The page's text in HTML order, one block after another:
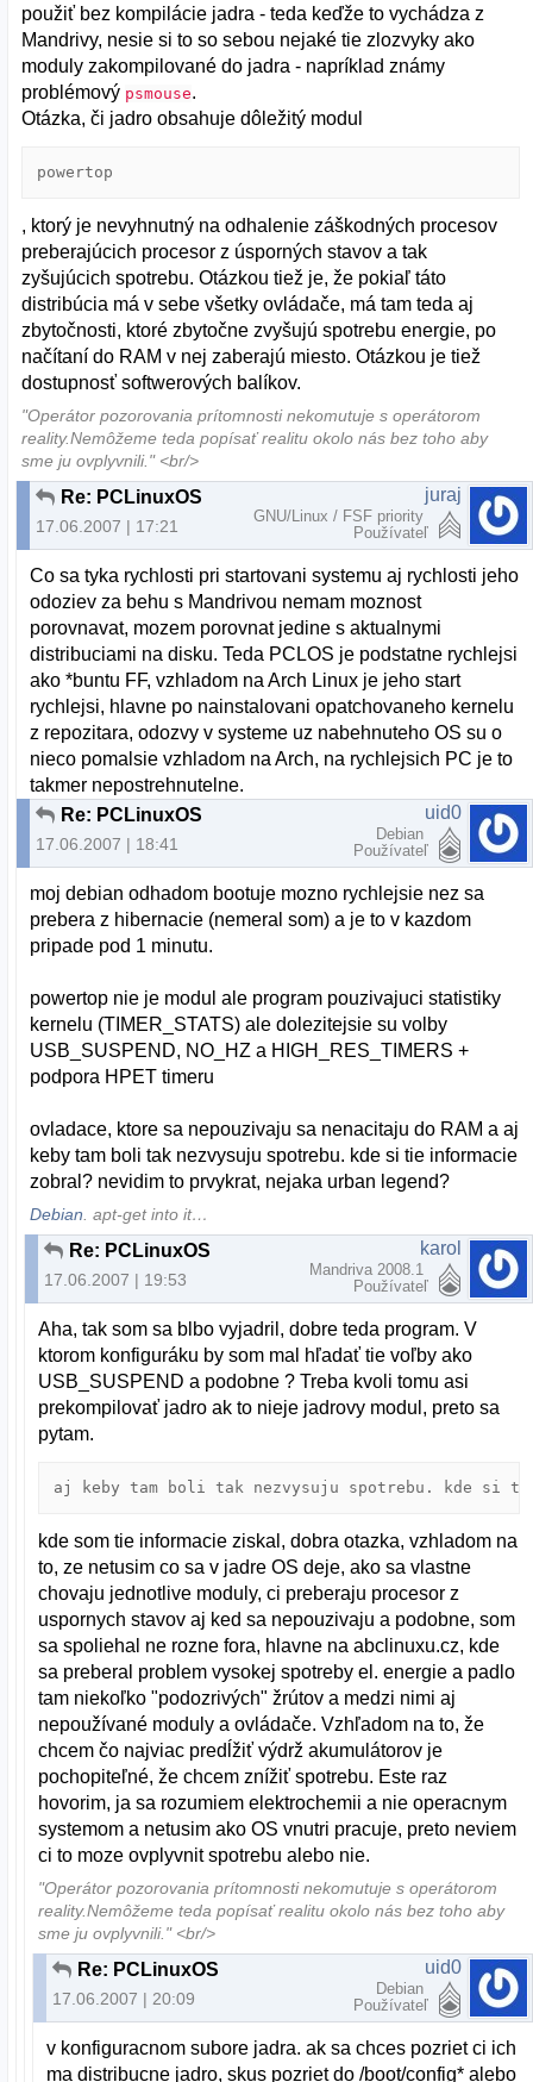
použiť bez kompilácie jadra - teda keďže to vychádza z
Mandrivy, nesie si to so sebou nejaké tie zlozvyky ako
moduly zakompilované do jadra - napríklad známy
problémový psmouse.
Otázka, či jadro obsahuje dôležitý modul
powertop
, ktorý je nevyhnutný na odhalenie záškodných procesov
preberajúcich procesor z úsporných stavov a tak
zyšujúcich spotrebu. Otázkou tiež je, že pokiaľ táto
distribúcia má v sebe všetky ovládače, má tam teda aj
zbytočnosti, ktoré zbytočne zvyšujú spotrebu energie, po
načítaní do RAM v nej zaberajú miesto. Otázkou je tiež
dostupnosť softwerových balíkov.
"Operátor pozorovania prítomnosti nekomutuje s operátorom
reality.Nemôžeme teda popísať realitu okolo nás bez toho aby
sme ju ovplyvnili." <br/>
Re: PCLinuxOS
17.06.2007 | 17:21
juraj
GNU/Linux / FSF priority
Používateľ
Co sa tyka rychlosti pri startovani systemu aj rychlosti jeho
odoziev za behu s Mandrivou nemam moznost
porovnavat, mozem porovnat jedine s aktualnymi
distribuciami na disku. Teda PCLOS je podstatne rychlejsi
ako *buntu FF, vzhladom na Arch Linux je jeho start
rychlejsi, hlavne po nainstalovani opatchovaneho kernelu
z repozitara, odozvy v systeme uz nabehnuteho OS su o
nieco pomalsie vzhladom na Arch, na rychlejsich PC je to
takmer nepostrehnutelne.
Re: PCLinuxOS
17.06.2007 | 18:41
uid0
Debian
Používateľ
moj debian odhadom bootuje mozno rychlejsie nez sa
prebera z hibernacie (nemeral som) a je to v kazdom
pripade pod 1 minutu.
powertop nie je modul ale program pouzivajuci statistiky
kernelu (TIMER_STATS) ale dolezitejsie su volby
USB_SUSPEND, NO_HZ a HIGH_RES_TIMERS +
podpora HPET timeru
ovladace, ktore sa nepouzivaju sa nenacitaju do RAM a aj
keby tam boli tak nezvysuju spotrebu. kde si tie informacie
zobral? nevidim to prvykrat, nejaka urban legend?
Debian. apt-get into it…
Re: PCLinuxOS
17.06.2007 | 19:53
karol
Mandriva 2008.1
Používateľ
Aha, tak som sa blbo vyjadril, dobre teda program. V
ktorom konfiguráku by som mal hľadať tie voľby ako
USB_SUSPEND a podobne ? Treba kvoli tomu asi
prekompilovať jadro ak to nieje jadrovy modul, preto sa
pytam.
aj keby tam boli tak nezvysuju spotrebu. kde si
kde som tie informacie ziskal, dobra otazka, vzhladom na
to, ze netusim co sa v jadre OS deje, ako sa vlastne
chovaju jednotlive moduly, ci preberaju procesor z
uspornych stavov aj ked sa nepouzivaju a podobne, som
sa spoliehal ne rozne fora, hlavne na abclinuxu.cz, kde
sa preberal problem vysokej spotreby el. energie a padlo
tam niekoľko "podozrivých" žrútov a medzi nimi aj
nepoužívané moduly a ovládače. Vzhľadom na to, že
chcem čo najviac predĺžiť výdrž akumulátorov je
pochopiteľné, že chcem znížiť spotrebu. Este raz
hovorim, ja sa rozumiem elektrochemii a nie operacnym
systemom a netusim ako OS vnutri pracuje, preto neviem
ci to moze ovplyvnit spotrebu alebo nie.
"Operátor pozorovania prítomnosti nekomutuje s operátorom
reality.Nemôžeme teda popísať realitu okolo nás bez toho aby
sme ju ovplyvnili." <br/>
Re: PCLinuxOS
17.06.2007 | 20:09
uid0
Debian
Používateľ
v konfiguracnom subore jadra. ak sa chces pozriet ci ich
ma distribucne jadro, skus pozriet do /boot/config* alebo